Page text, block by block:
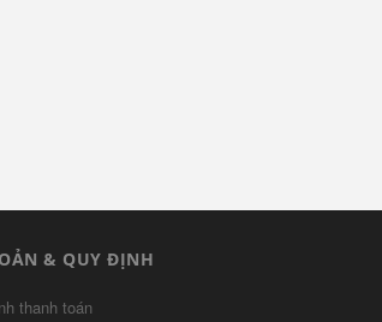
& QUY ĐỊNH
thanh toán